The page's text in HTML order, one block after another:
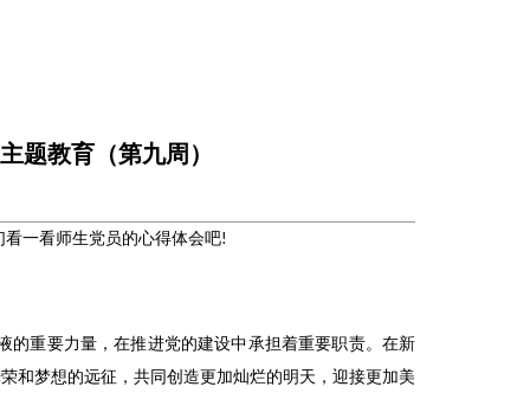
教育（第九周）
一看师生党员的心得体会吧!
的重要力量，在推进党的建设中承担着重要职责。在新
和梦想的远征，共同创造更加灿烂的明天，迎接更加美